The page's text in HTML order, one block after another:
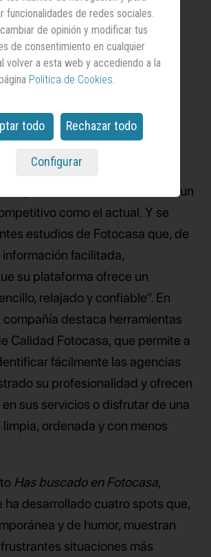
rige este proyecto parte de la
producir buscar vivienda en un
como el actual. Y se
estudios de Fotocasa que, de
facilitada,
su plataforma ofrece un
relajado y confiable”. En
compañía destaca herramientas
Calidad Fotocasa, que permite a
fácilmente las agencias
su profesionalidad y ofrecen
sus servicios o disfrutar de una
ordenada y con menos
Has buscado en Fotocasa,
ha desarrollado cuatro spots que,
y de humor, muestran
situaciones más
funcionalidades de redes sociales.
de opinión y modificar tus
de consentimiento en cualquier
volver a esta web y accediendo a la
Política de Cookies.
todo Rechazar todo
Configurar